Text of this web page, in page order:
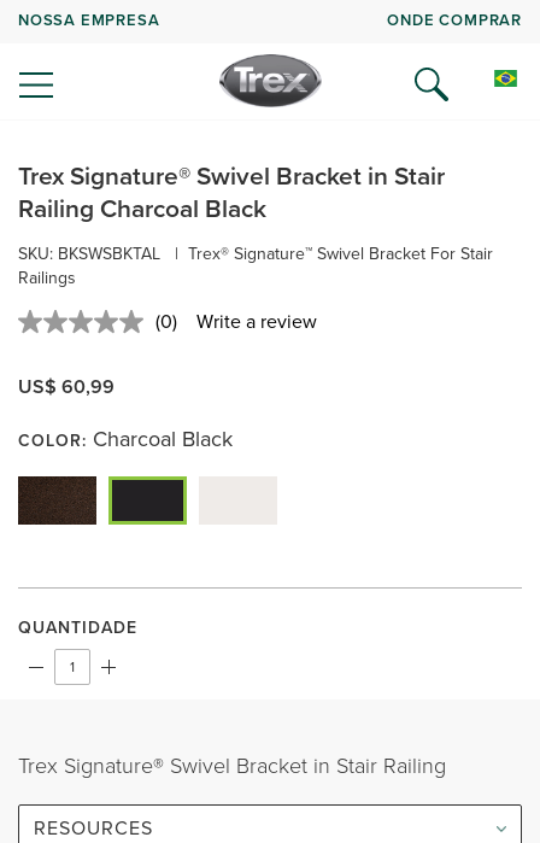
NOSSA EMPRESA ONDE COMPRAR
Trex Signature® Swivel Bracket in Stair
Railing Charcoal Black
SKU: BKSWSBKTAL | Trex® Signature™ Swivel Bracket For Stair
Railings
No
link.
(0) Write a review
US$ 60,99
COLOR: Charcoal Black
QUANTIDADE
Trex Signature® Swivel Bracket in Stair Railing
RESOURCES